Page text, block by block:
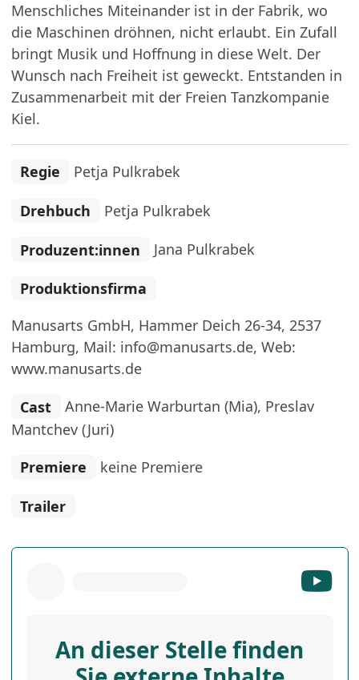
Menschliches Miteinander ist in der Fabrik, wo
die Maschinen dröhnen, nicht erlaubt. Ein Zufall
bringt Musik und Hoffnung in diese Welt. Der
Wunsch nach Freiheit ist geweckt. Entstanden in
Zusammenarbeit mit der Freien Tanzkompanie
Kiel.
Regie Petja Pulkrabek
Drehbuch Petja Pulkrabek
Produzent:innen Jana Pulkrabek
Produktionsfirma
Manusarts GmbH, Hammer Deich 26-34, 2537
Hamburg, Mail: info@manusarts.de, Web:
www.manusarts.de
Cast
Anne-Marie Warburtan (Mia), Preslav
Mantchev (Juri)
Premiere
keine Premiere
Trailer
An dieser Stelle finden